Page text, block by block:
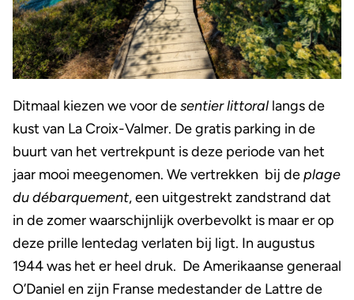
Ditmaal kiezen we voor desentier littoral langs de
kust van La Croix-Valmer. De gratis parking in de
buurt van het vertrekpunt is deze periode van het
jaar mooi meegenomen. We vertrekken bij deplage
du débarquement, een uitgestrekt zandstrand dat
in de zomer waarschijnlijk overbevolkt is maar er op
deze prille lentedag verlaten bij ligt. In augustus
1944 was het er heel druk. De Amerikaanse generaal
O’Daniel en zijn Franse medestander de Lattre de